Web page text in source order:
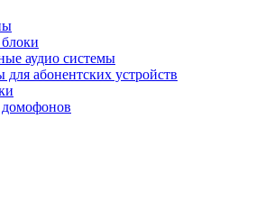
аудио системы
для абонентских устройств